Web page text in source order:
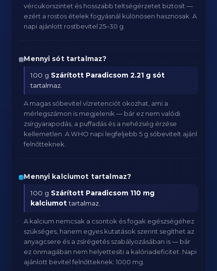
vércukorszintet és hosszabb teltségérzetet biztosít —
ezért a rostos ételek fogyásnál különösen hasznosak. A
napi ajánlott rostbevitel 25–30 g.
Mennyi sót tartalmaz?
100 g Szárított Paradicsom 2.21 g sót
tartalmaz.
A magas sóbevitel vízretenciót okozhat, ami a
mérlegszámon is megjelenik — bár ez nem valódi
zsírgyarapodás, a puffadás és a nehézség érzése
kellemetlen. A WHO napi legfeljebb 5 g sóbevitelt ajánl
felnőtteknek.
Mennyi kalciumot tartalmaz?
100 g Szárított Paradicsom 110 mg
kalciumottartalmaz.
A kalcium nemcsak a csontok és fogak egészségéhez
szükséges, hanem egyes kutatások szerint segíthet az
anyagcsere és a zsírégetés szabályozásában is — bár
ez önmagában nem helyettesíti a kalóriadeficitet. Napi
ajánlott bevitel felnőtteknek: 1000 mg.